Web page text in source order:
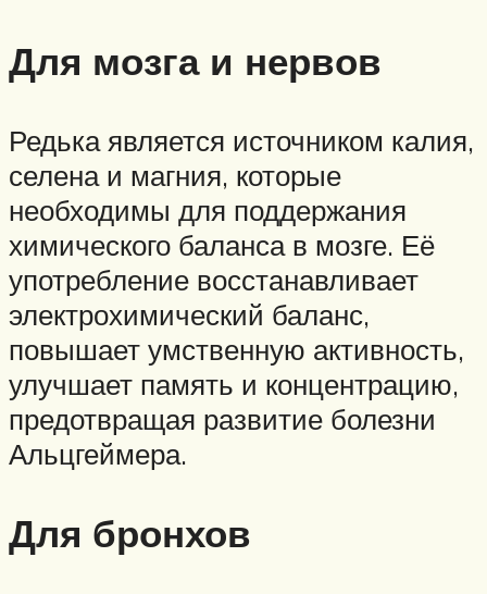
Для мозга и нервов
Редька является источником калия,
селена и магния, которые
необходимы для поддержания
химического баланса в мозге. Её
употребление восстанавливает
электрохимический баланс,
повышает умственную активность,
улучшает память и концентрацию,
предотвращая развитие болезни
Альцгеймера.
Для бронхов